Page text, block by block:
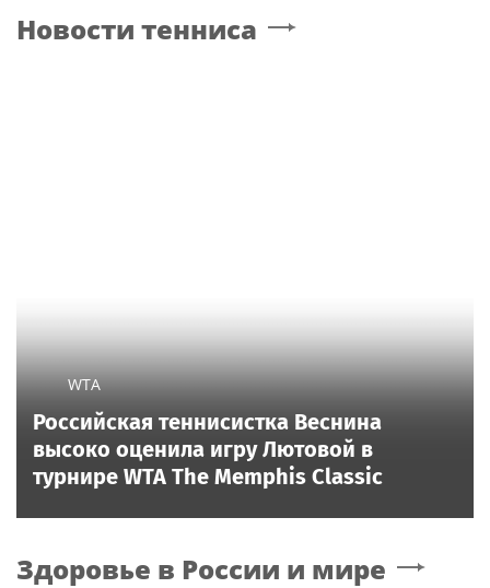
Новости тенниса
WTA
Российская теннисистка Веснина
высоко оценила игру Лютовой в
турнире WTA The Memphis Classic
Здоровье в России и мире